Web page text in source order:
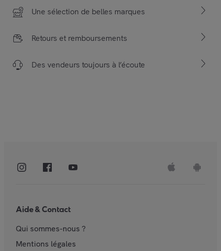
Une sélection de belles marques
Retours et remboursements
Des vendeurs toujours à l’écoute
Aide & Contact
Qui sommes-nous ?
Mentions légales